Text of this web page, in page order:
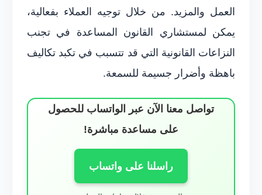
العمل والمزيد. من خلال توجيه العملاء بفعالية،
يمكن لمستشاري القانون المساعدة في تجنب
النزاعات القانونية التي قد تتسبب في تكبد تكاليف
باهظة وأضرار جسيمة للسمعة.
تواصل معنا الآن عبر الواتساب للحصول
على مساعدة مباشرة!
راسلنا على واتساب